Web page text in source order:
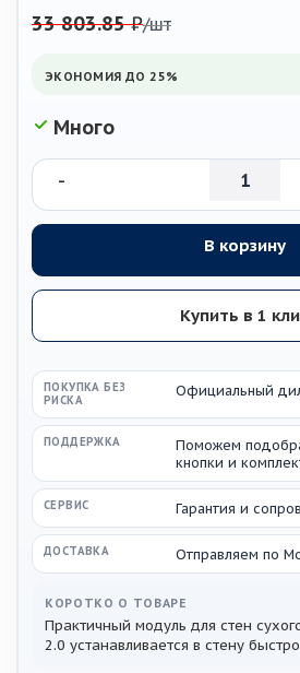
33 803.85₽/шт
ЭКОНОМИЯ ДО 25%
Много
-
В корзину
Купить в 1
ПОКУПКА БЕЗ
РИСКА
Официальный
ПОДДЕРЖКА
Поможем
кнопки и
СЕРВИС Гарантия и
ДОСТАВКА Отправляем по
КОРОТКО О ТОВАРЕ
Практичный модуль для стен
2.0 устанавливается в стену